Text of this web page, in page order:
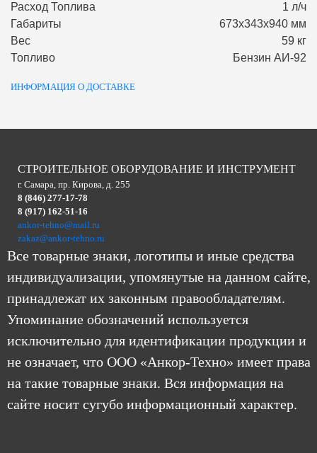
Расход Топлива
1 л/ч
Габариты
673х343х940 мм
Вес
59 кг
Топливо
Бензин АИ-92
ИНФОРМАЦИЯ О ДОСТАВКЕ
СТРОИТЕЛЬНОЕ ОБОРУДОВАНИЕ И ИНСТРУМЕНТ
г. Самара, пр. Кирова, д. 255
8 (846) 277-17-78
8 (917) 162-51-16
ankor-tehno@mail.ru
zakaz@ankor-tehno.ru
Все товарные знаки, логотипы и иные средства
индивидуализации, упомянутые на данном сайте,
принадлежат их законным правообладателям.
Упоминание обозначений используется
исключительно для идентификации продукции и
не означает, что ООО «Анкор-Техно» имеет права
на такие товарные знаки. Вся информация на
сайте носит сугубо информационный характер.